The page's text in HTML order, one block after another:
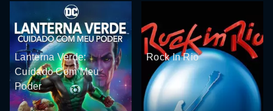
Lanterna Verde:
Cuidado Com Meu
Poder
Rock In Rio